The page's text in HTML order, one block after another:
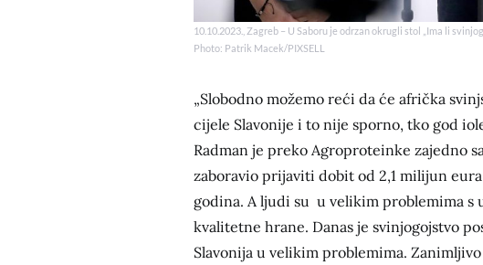
10.10.2023., Zagreb – U Saboru je odrzan okrugli stol „Ima li
Photo: Patrik Macek/PIXSELL
„Slobodno možemo reći da će afrička
cijele Slavonije i to nije sporno, tko god
Radman je preko Agroproteinke zajedno
zaboravio prijaviti dobit od 2,1 milijun
godina. A ljudi su u velikim problemima s
kvalitetne hrane. Danas je svinjogojstvo
Slavonija u velikim problemima.